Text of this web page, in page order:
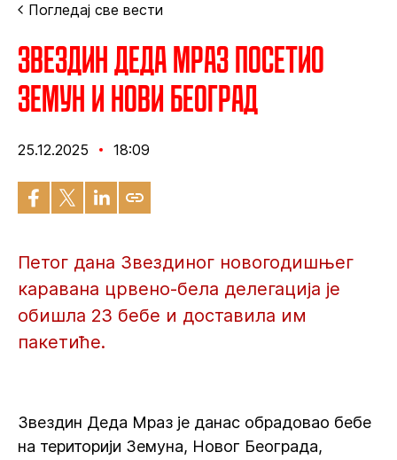
Погледај све вести
Звездин Деда Мраз посетио
Земун и Нови Београд
25.12.2025 18:09
Петог дана Звездиног новогодишњег
каравана црвено-бела делегација је
обишла 23 бебе и доставила им
пакетиће.
Звездин Деда Мраз је данас обрадовао бебе
на територији Земуна, Новог Београда,